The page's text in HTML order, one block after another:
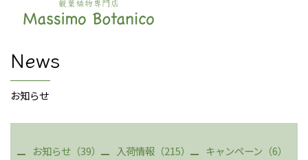
News
お知らせ
お知らせ（39） 入荷情報（215）
キャンペーン（6）